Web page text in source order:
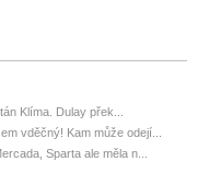
Klíma. Dulay přek...
vděčný! Kam může odejí...
Sparta ale měla n...